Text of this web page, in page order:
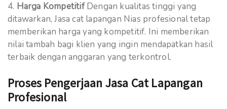
Harga KompetitifDengan kualitas tinggi yang
ditawarkan, Jasa cat lapangan Nias profesional tetap
memberikan harga yang kompetitif. Ini memberikan
nilai tambah bagi klien yang ingin mendapatkan hasil
terbaik dengan anggaran yang terkontrol.
Proses Pengerjaan Jasa Cat Lapangan
Profesional